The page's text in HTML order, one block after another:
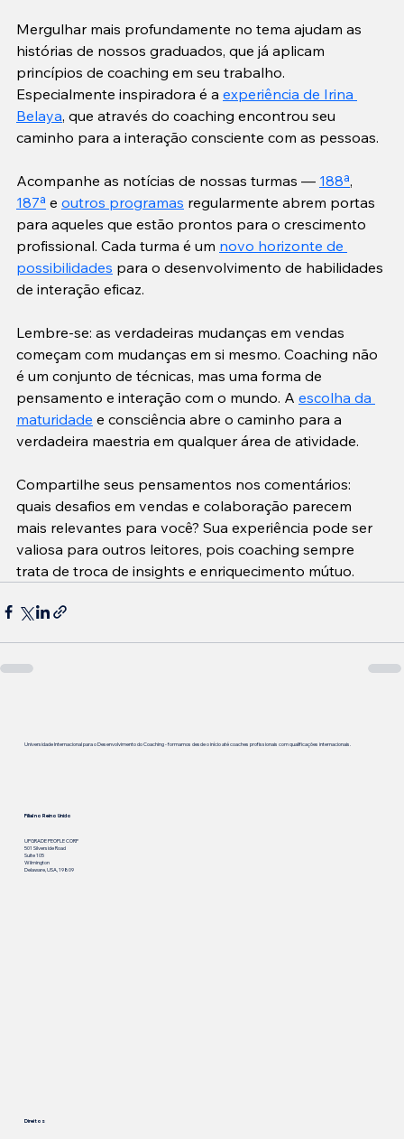
Mergulhar mais profundamente no tema ajudam as
histórias de nossos graduados, que já aplicam
princípios de coaching em seu trabalho.
Especialmente inspiradora é a experiência de Irina
Belaya, que através do coaching encontrou seu
caminho para a interação consciente com as pessoas.
Acompanhe as notícias de nossas turmas — 188ª,
187ª e outros programas regularmente abrem portas
para aqueles que estão prontos para o crescimento
profissional. Cada turma é um novo horizonte de
possibilidades para o desenvolvimento de habilidades
de interação eficaz.
Lembre-se: as verdadeiras mudanças em vendas
começam com mudanças em si mesmo. Coaching não
é um conjunto de técnicas, mas uma forma de
pensamento e interação com o mundo. A escolha da
maturidade e consciência abre o caminho para a
verdadeira maestria em qualquer área de atividade.
Compartilhe seus pensamentos nos comentários:
quais desafios em vendas e colaboração parecem
mais relevantes para você? Sua experiência pode ser
valiosa para outros leitores, pois coaching sempre
trata de troca de insights e enriquecimento mútuo.
Universidade Internacional para o Desenvolvimento do Coaching - formamos desde o início até coaches profissionais com qualificações internacionais.
Filial no Reino Unido
UPGRADE PEOPLE CORP
501 Silverside Road
Suite 105
Wilmington
Delaware, USA, 19809
Direitos